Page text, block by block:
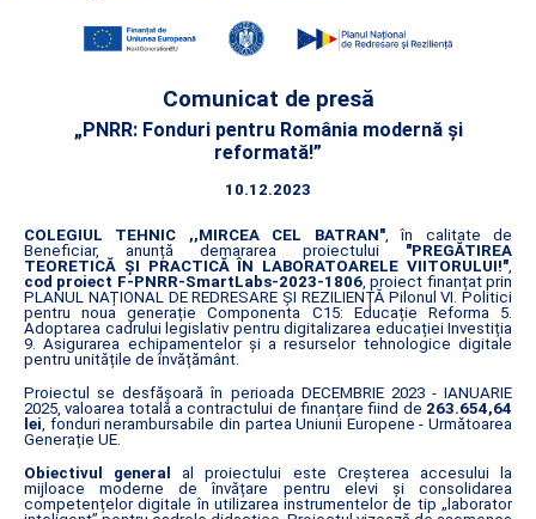
Comunicat de presă
„PNRR: Fonduri pentru România modernă și
reformată!”
10.12.2023
COLEGIUL TEHNIC ,,MIRCEA CEL BATRAN", în calitate de
Beneficiar, anunță demararea proiectului "PREGĂTIREA
TEORETICĂ ȘI PRACTICĂ ÎN LABORATOARELE VIITORULUI!",
cod proiect F-PNRR-SmartLabs-2023-1806, proiect finanțat prin
PLANUL NAȚIONAL DE REDRESARE ȘI REZILIENȚĂ Pilonul VI. Politici
pentru noua generație Componenta C15: Educație Reforma 5.
Adoptarea cadrului legislativ pentru digitalizarea educației Investiția
9. Asigurarea echipamentelor și a resurselor tehnologice digitale
pentru unitățile de învățământ.
Proiectul se desfășoară în perioada DECEMBRIE 2023 - IANUARIE
2025, valoarea totală a contractului de finanțare fiind de 263.654,64
lei, fonduri nerambursabile din partea Uniunii Europene - Următoarea
Generație UE.
Obiectivul general
al proiectului este Creșterea accesului la
mijloace moderne de învățare pentru elevi și consolidarea
competențelor digitale în utilizarea instrumentelor de tip „laborator